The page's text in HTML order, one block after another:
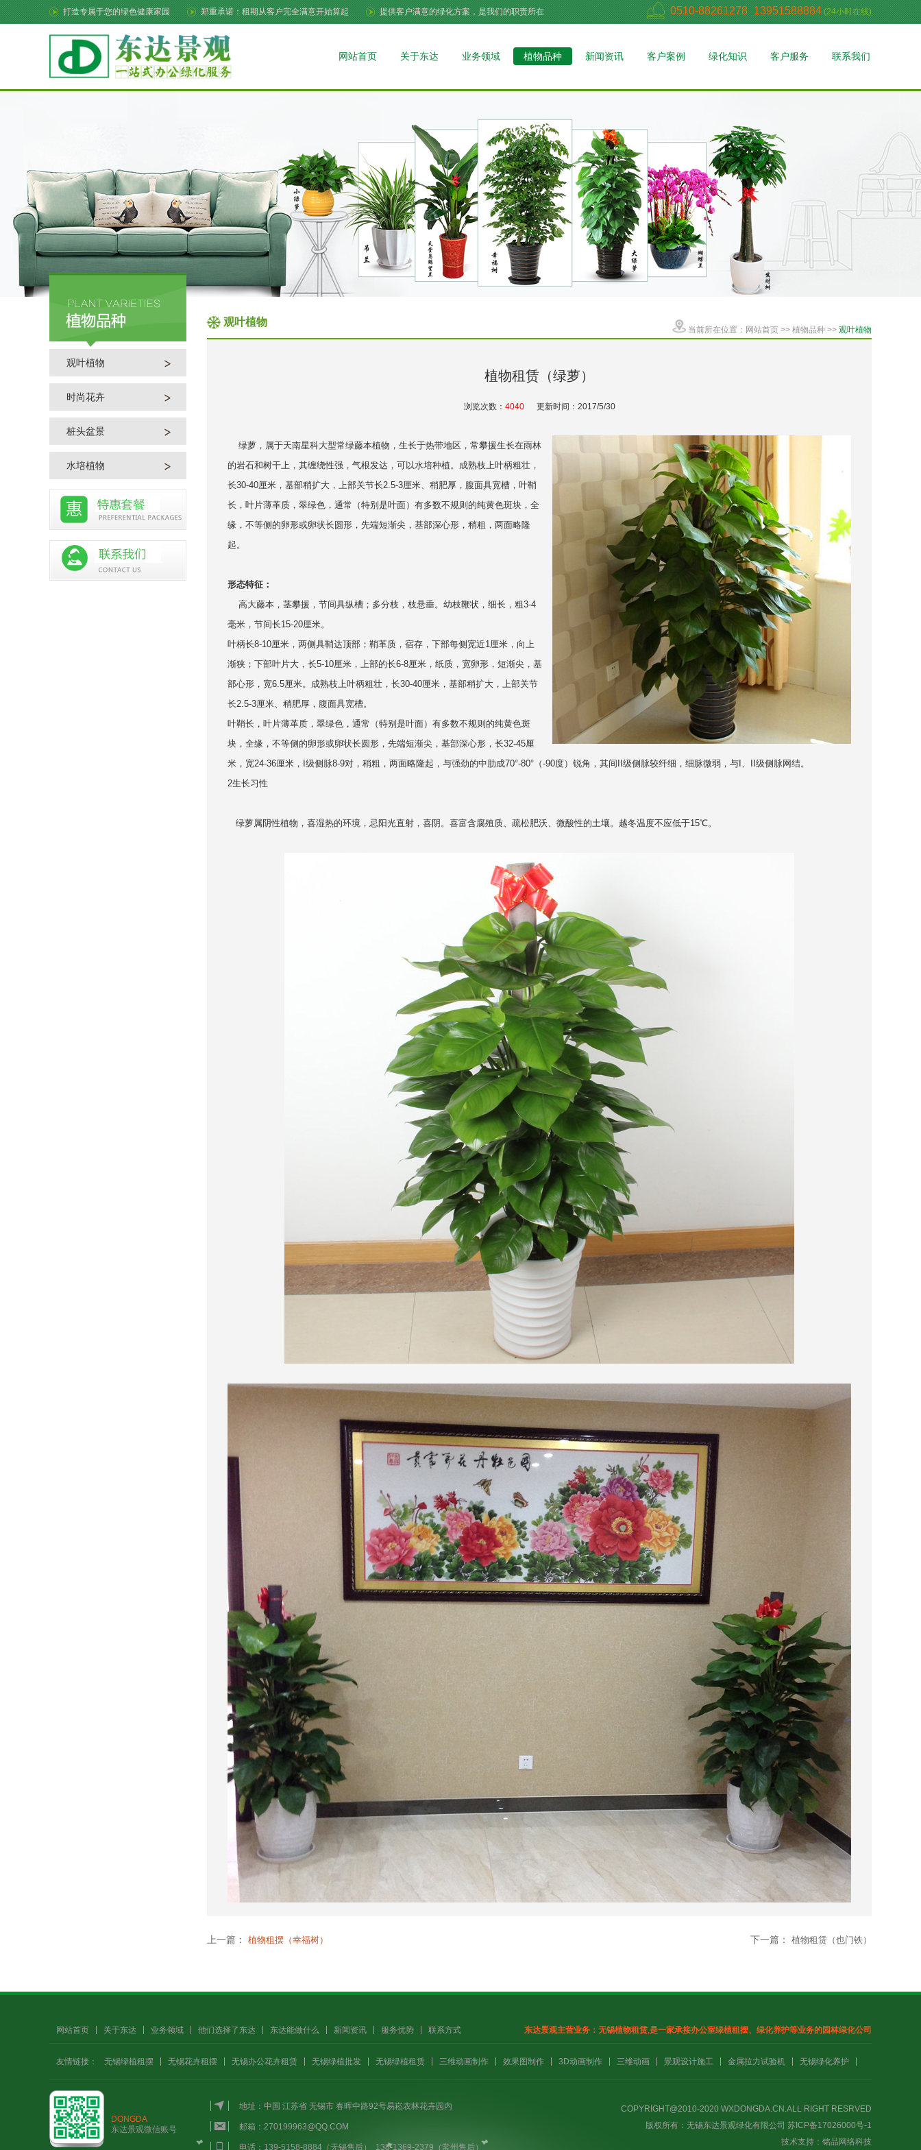
打造专属于您的绿色健康家园 郑重承诺：租期从客户完全满意开始算起 提供客户满意的绿化方案，是我们的职责所在 0510-88261278 13951588884 (24小时在线)
联系我们
客户服务
绿化知识
客户案例
新闻资讯
植物品种
业务领域
关于东达
网站首页
观叶植物
时尚花卉
桩头盆景
水培植物
观叶植物
当前所在位置： 网站首页 >> 植物品种 >> 观叶植物
植物租赁（绿萝）
浏览次数： 4040更新时间：2017/5/30
绿萝，属于天南星科大型常绿藤本植物，生长于热带地区，常攀援生长在雨林
的岩石和树干上，其缠绕性强，气根发达，可以水培种植。成熟枝上叶柄粗壮，
长30-40厘米，基部稍扩大，上部关节长2.5-3厘米、稍肥厚，腹面具宽槽，叶鞘
长，叶片薄革质，翠绿色，通常（特别是叶面）有多数不规则的纯黄色斑块，全
缘，不等侧的卵形或卵状长圆形，先端短渐尖，基部深心形，稍粗，两面略隆
起。
形态特征：
高大藤本，茎攀援，节间具纵槽；多分枝，枝悬垂。幼枝鞭状，细长，粗3-4
毫米，节间长15-20厘米。
叶柄长8-10厘米，两侧具鞘达顶部；鞘革质，宿存，下部每侧宽近1厘米，向上
渐狭；下部叶片大，长5-10厘米，上部的长6-8厘米，纸质，宽卵形，短渐尖，基
部心形，宽6.5厘米。成熟枝上叶柄粗壮，长30-40厘米，基部稍扩大，上部关节
长2.5-3厘米、稍肥厚，腹面具宽槽。
叶鞘长，叶片薄革质，翠绿色，通常（特别是叶面）有多数不规则的纯黄色斑
块，全缘，不等侧的卵形或卵状长圆形，先端短渐尖，基部深心形，长32-45厘
米，宽24-36厘米，I级侧脉8-9对，稍粗，两面略隆起，与强劲的中肋成70°-80°（-90度）锐角，其间II级侧脉较纤细，细脉微弱，与I、II级侧脉网结。
2生长习性
绿萝属阴性植物，喜湿热的环境，忌阳光直射，喜阴。喜富含腐殖质、疏松肥沃、微酸性的土壤。越冬温度不应低于15℃。
上一篇： 植物租摆（幸福树） 下一篇： 植物租赁（也门铁）
网站首页 关于东达 业务领域 他们选择了东达 东达能做什么 新闻资讯 服务优势 联系方式 东达景观主营业务： 无锡植物租赁,是一家承接办公室绿植租摆、绿化养护等业务的园林绿化公司
友情链接： 无锡绿植租摆 无锡花卉租摆 无锡办公花卉租赁 无锡绿植批发 无锡绿植租赁 三维动画制作 效果图制作 3D动画制作 三维动画 景观设计施工 金属拉力试验机 无锡绿化养护
DONGDA
东达景观微信账号
地址：中国 江苏省 无锡市 春晖中路92号易崧农林花卉园内
邮箱：270199963@QQ.COM
电话：139-5158-8884（无锡售后） 138-1369-2379（常州售后）
COPYRIGHT@2010-2020 WXDONGDA.CN .ALL RIGHT RESRVED
版权所有：无锡东达景观绿化有限公司 苏ICP备17026000号-1
技术支持： 铭品网络科技